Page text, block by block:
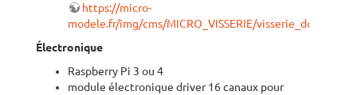
https://micro-
modele.fr/img/cms/MICRO_VISSERIE/visserie_doc.pdf
Électronique
Raspberry Pi 3 ou 4
module électronique driver 16 canaux pour